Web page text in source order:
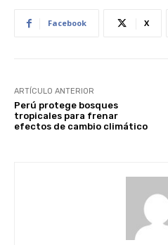
Facebook X
ARTÍCULO ANTERIOR
Perú protege bosques
tropicales para frenar
efectos de cambio climático